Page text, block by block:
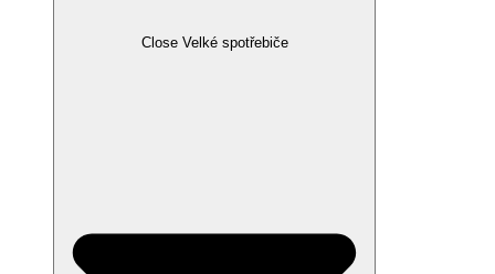
Close Velké spotřebiče